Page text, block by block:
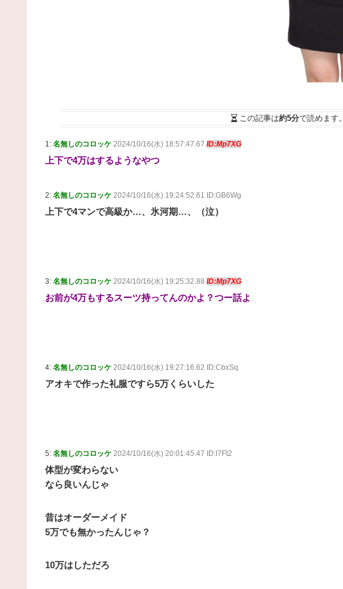
この記事は約5分で読めます。
1: 名無しのコロッケ 2024/10/16(水) 18:57:47.67 ID:Mp7XG
上下で4万はするようなやつ
2: 名無しのコロッケ 2024/10/16(水) 19:24:52.61 ID:GB6Wg
上下で4マンで高級か…、氷河期…、（泣）
3: 名無しのコロッケ 2024/10/16(水) 19:25:32.88 ID:Mp7XG
お前が4万もするスーツ持ってんのかよ？つー話よ
4: 名無しのコロッケ 2024/10/16(水) 19:27:16.62 ID:CbxSq
アオキで作った礼服ですら5万くらいした
5: 名無しのコロッケ 2024/10/16(水) 20:01:45.47 ID:I7Ft2
体型が変わらない
なら良いんじゃ
昔はオーダーメイド
5万でも無かったんじゃ？
10万はしただろ